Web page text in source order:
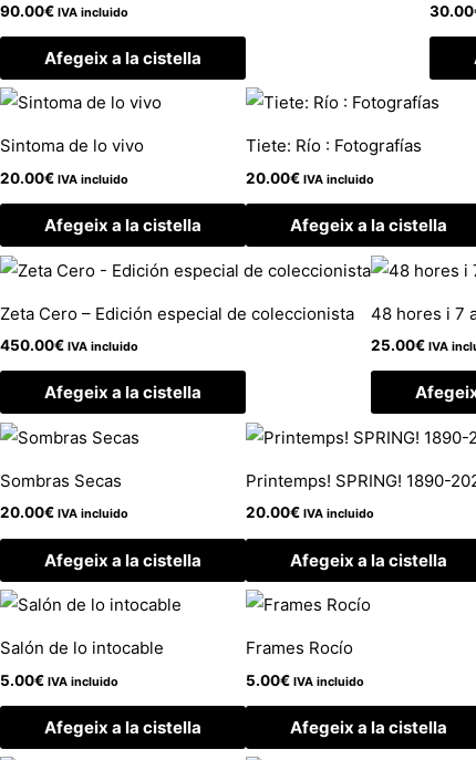
90.00€ IVA incluido
Afegeix a la cistella
30.00
Sintoma de lo vivo
20.00€ IVA incluido
Afegeix a la cistella
Tiete: Río : Fotografías
20.00€ IVA incluido
Afegeix a la cistella
Zeta Cero – Edición especial de coleccionista
450.00€ IVA incluido
Afegeix a la cistella
48 hores i 7
25.00€ IVA
Sombras Secas
20.00€ IVA incluido
Afegeix a la cistella
Printemps! SPRING! 1890-
20.00€ IVA incluido
Afegeix a la cistella
Salón de lo intocable
5.00€ IVA incluido
Afegeix a la cistella
Frames Rocío
5.00€ IVA incluido
Afegeix a la cistella